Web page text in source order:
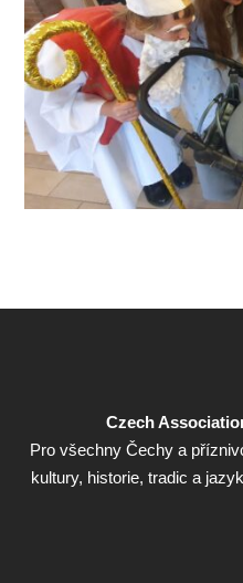
Czech
Pro všechny Čechy a
kultury, historie, tradic a